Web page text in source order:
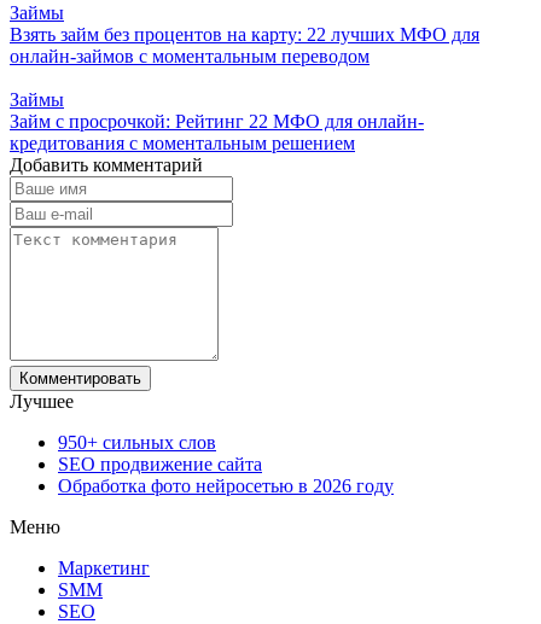
Займы
Взять займ без процентов на карту: 22 лучших МФО для
онлайн-займов с моментальным переводом
Займы
Займ с просрочкой: Рейтинг 22 МФО для онлайн-
кредитования с моментальным решением
Добавить комментарий
Лучшее
950+ сильных слов
SEO продвижение сайта
Обработка фото нейросетью в 2026 году
Меню
Маркетинг
SMM
SEO